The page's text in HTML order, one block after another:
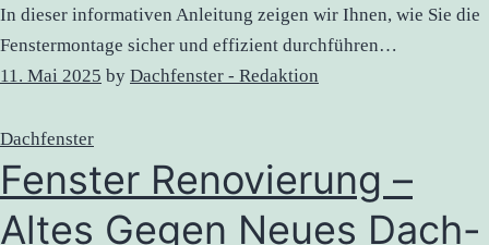
In dieser informativen Anleitung zeigen wir Ihnen, wie Sie die
Fenstermontage sicher und effizient durchführen…
11. Mai 2025 by Dachfenster - Redaktion
Dachfenster
Fenster Renovierung –
Altes Gegen Neues Dach-